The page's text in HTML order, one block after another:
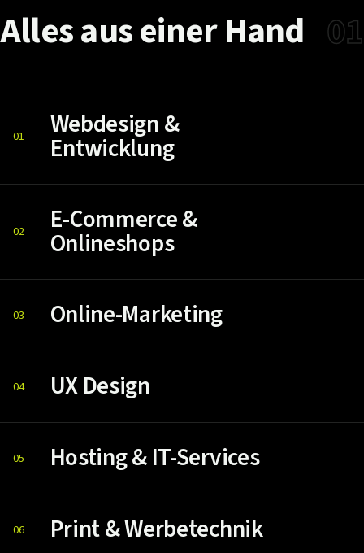
AllesauseinerHand 01
01 Webdesign &
Entwicklung
02 E-Commerce &
Onlineshops
03 Online-Marketing
04 UX Design
05 Hosting & IT-Services
06 Print & Werbetechnik